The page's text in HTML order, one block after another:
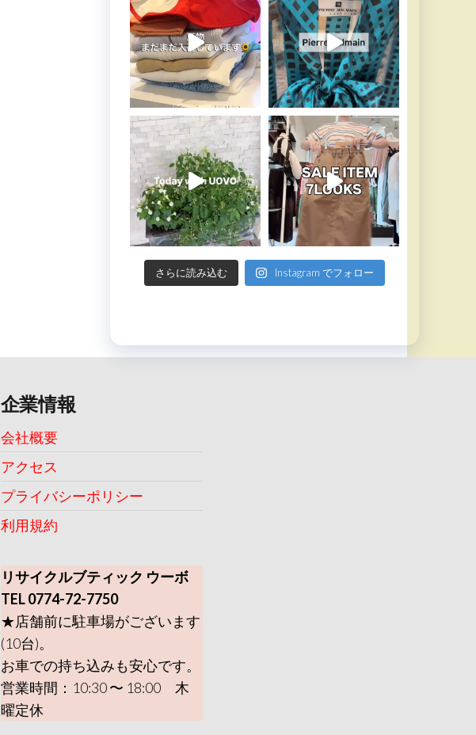
さらに読み込む Instagram でフォロー
企業情報
会社概要
アクセス
プライバシーポリシー
利用規約
リサイクルブティック ウーボ
TEL 0774-72-7750
★店舗前に駐車場がございます
(10台)。
お車での持ち込みも安心です。
営業時間：10:30 〜 18:00 木
曜定休